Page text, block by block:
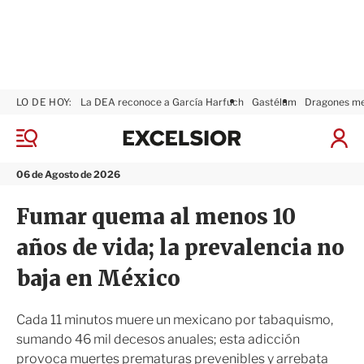
M
n
06 de Agosto de 2026
LO DE HOY: La DEA reconoce a García Harfuch Gastélum Dragones
I
S
x
i
o
r
Fumar quema al menos 10
años de vida; la prevalencia no
baja en México
Cada 11 minutos muere un mexicano por tabaquismo,
sumando 46 mil decesos anuales; esta adicción
provoca muertes prematuras prevenibles y arrebata